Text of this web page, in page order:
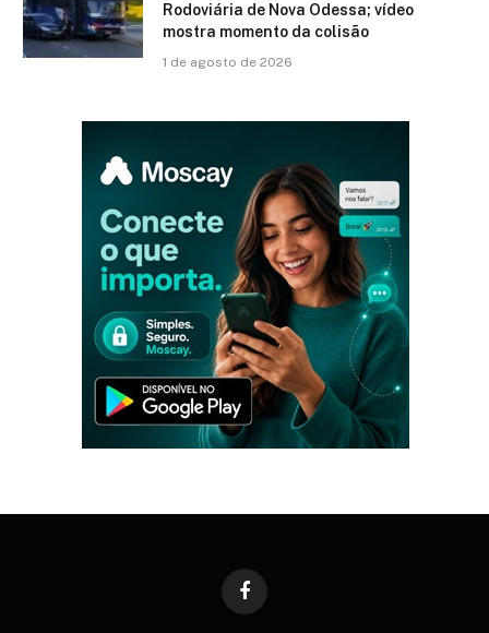
Rodoviária de Nova Odessa; vídeo
mostra momento da colisão
1 de agosto de 2026
Facebook